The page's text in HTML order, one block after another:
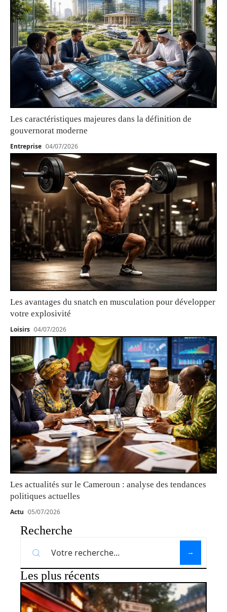
Les caractéristiques majeures dans la définition de
gouvernorat moderne
Entreprise 04/07/2026
Les avantages du snatch en musculation pour développer
votre explosivité
Loisirs 04/07/2026
Les actualités sur le Cameroun : analyse des tendances
politiques actuelles
Actu 05/07/2026
Recherche
Les plus récents